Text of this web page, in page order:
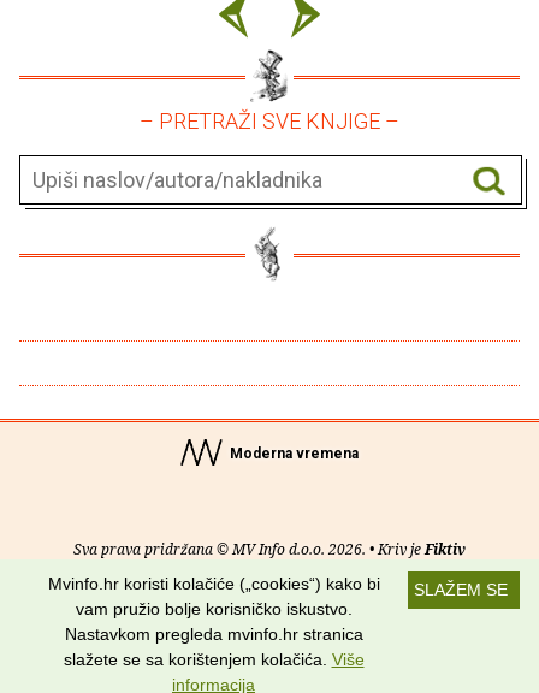
– PRETRAŽI SVE KNJIGE –
Moderna vremena
Sva prava pridržana © MV Info d.o.o. 2026. • Kriv jeFiktiv
Uvjeti korištenja RSS kanali
Potraži nas na:
SLAŽEM SE
Mvinfo.hr koristi kolačiće („cookies“) kako bi
vam pružio bolje korisničko iskustvo.
Nastavkom pregleda mvinfo.hr stranica
slažete se sa korištenjem kolačića. Više
informacija